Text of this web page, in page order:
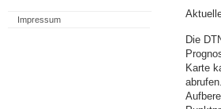
Impressum
Die
Karte